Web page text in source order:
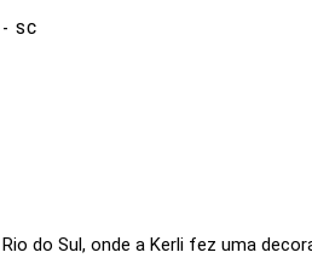
SC
do Sul, onde a Kerli fez uma